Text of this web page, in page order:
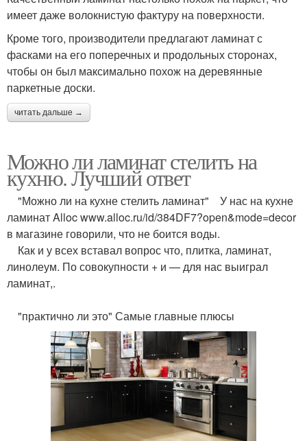
имеет даже волокнистую фактуру на поверхности.
Кроме того, производители предлагают ламинат с
фасками на его поперечных и продольных сторонах,
чтобы он был максимально похож на деревянные
паркетные доски.
читать дальше →
Можно ли ламинат стелить на
кухню. Лучший ответ
"Можно ли на кухне стелить ламинат" У нас на кухне
ламинат Alloc www.alloc.ru/id/384DF7?open&mode=decor
в магазине говорили, что не боится воды.
Как и у всех вставал вопрос что, плитка, ламинат,
линолеум. По совокупности + и — для нас выиграл
ламинат,.
"практично ли это" Самые главные плюсы